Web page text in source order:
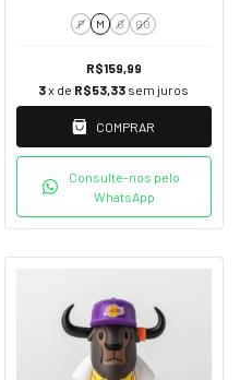
P M G GG
R$159,99
3x de R$53,33 sem juros
COMPRAR
Consulte-nos pelo
WhatsApp